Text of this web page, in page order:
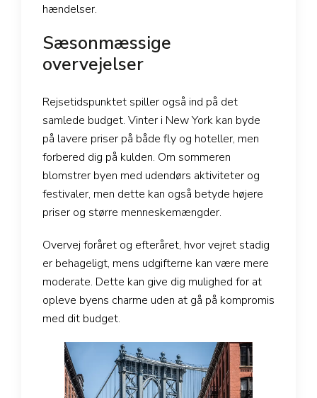
hændelser.
Sæsonmæssige
overvejelser
Rejsetidspunktet spiller også ind på det
samlede budget. Vinter i New York kan byde
på lavere priser på både fly og hoteller, men
forbered dig på kulden. Om sommeren
blomstrer byen med udendørs aktiviteter og
festivaler, men dette kan også betyde højere
priser og større menneskemængder.
Overvej foråret og efteråret, hvor vejret stadig
er behageligt, mens udgifterne kan være mere
moderate. Dette kan give dig mulighed for at
opleve byens charme uden at gå på kompromis
med dit budget.